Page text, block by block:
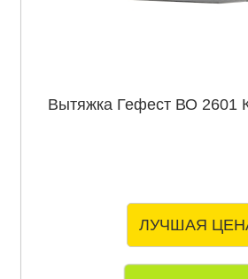
Вытяжка Гефест ВО 2601
ЛУЧШАЯ